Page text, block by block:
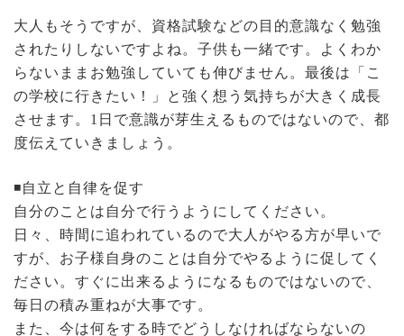
大人もそうですが、資格試験などの目的意識なく勉強
されたりしないですよね。子供も一緒です。よくわか
らないままお勉強していても伸びません。最後は「こ
の学校に行きたい！」と強く想う気持ちが大きく成長
させます。1日で意識が芽生えるものではないので、都
度伝えていきましょう。
◾️自立と自律を促す
自分のことは自分で行うようにしてください。
日々、時間に追われているので大人がやる方が早いで
すが、お子様自身のことは自分でやるように促してく
ださい。すぐに出来るようになるものではないので、
毎日の積み重ねが大事です。
また、今は何をする時でどうしなければならないの